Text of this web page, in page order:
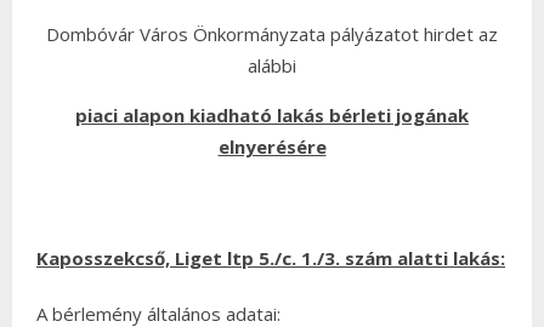
Dombóvár Város Önkormányzata pályázatot hirdet az
alábbi
piaci alapon kiadható lakás bérleti jogának
elnyerésére
Kaposszekcső, Liget ltp 5./c. 1./3. szám alatti lakás:
A bérlemény általános adatai: